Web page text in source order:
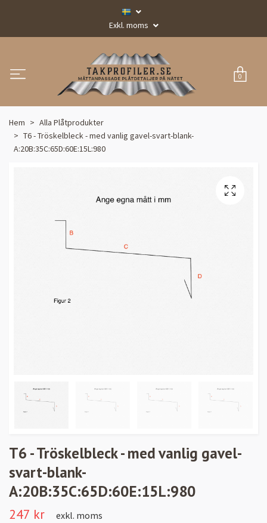
Exkl. moms
0
Hem
Alla Plåtprodukter
T6 - Tröskelbleck - med vanlig gavel-svart-blank-
A:20B:35C:65D:60E:15L:980
T6 - Tröskelbleck - med vanlig gavel-
svart-blank-
A:20B:35C:65D:60E:15L:980
247 kr
exkl. moms